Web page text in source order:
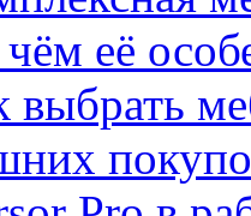
её
выбрать